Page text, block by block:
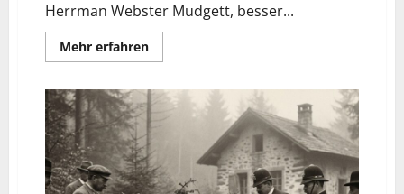
Herrman Webster Mudgett, besser...
Mehr erfahren